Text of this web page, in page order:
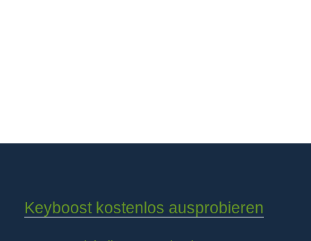
Keyboost kostenlos ausprobieren